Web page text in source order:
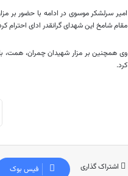
امیر سرلشکر موسوی در ادامه با حضور بر
مقام شامخ این شهدای گرانقدر ادای احترام
وی همچنین بر مزار شهیدان چمران، همت،
کرد.
اشتراک گذاری فیس بوک